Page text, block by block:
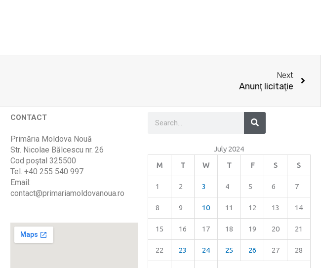
Next
Anunţ licitaţie
CONTACT
Primăria Moldova Nouă
Str. Nicolae Bălcescu nr. 26
Cod poştal 325500
Tel. +40 255 540 997
Email:
contact@primariamoldovanoua.ro
Search
July 2024
M
T W T F S S
1 2 3 4 5 6 7
8 9 10 11 12 13 14
15 16 17 18 19 20 21
22 23 24 25 26 27 28